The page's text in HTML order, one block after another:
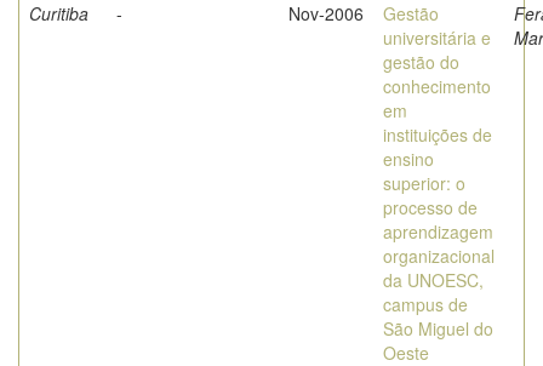
Curitiba - Nov-2006
Gestão
universitária e
gestão do
conhecimento
em
instituições de
ensino
superior: o
processo de
aprendizagem
organizacional
da UNOESC,
campus de
São Miguel do
Oeste